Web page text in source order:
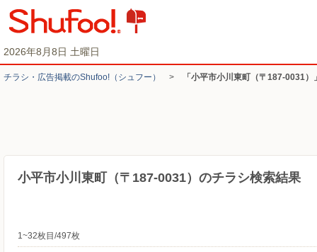
2026年8月8日 土曜日
チラシ・​広告掲載の​Shufoo!​（シュフー） > 「小平市小川東町（〒187-0031
小平市小川東町（〒187-0031）のチラシ検索結果
1~32枚目/497枚